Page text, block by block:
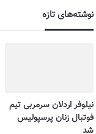
نوشته‌های تازه
نیلوفر اردلان سرمربی تیم
فوتبال زنان پرسپولیس
شد